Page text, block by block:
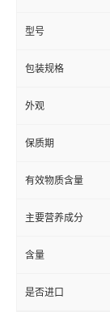
型号
包装规格
外观
保质期
有效物质含量
主要营养成分
含量
是否进口